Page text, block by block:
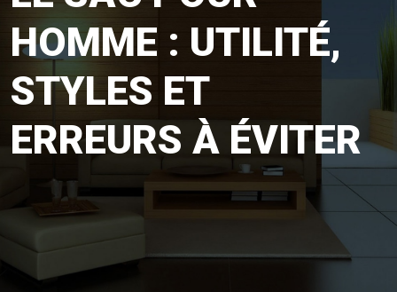
HOMME : UTILITÉ,
STYLES ET
ERREURS À ÉVITER